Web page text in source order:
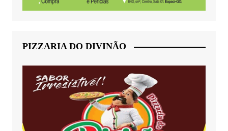
PIZZARIA DO DIVINÃO